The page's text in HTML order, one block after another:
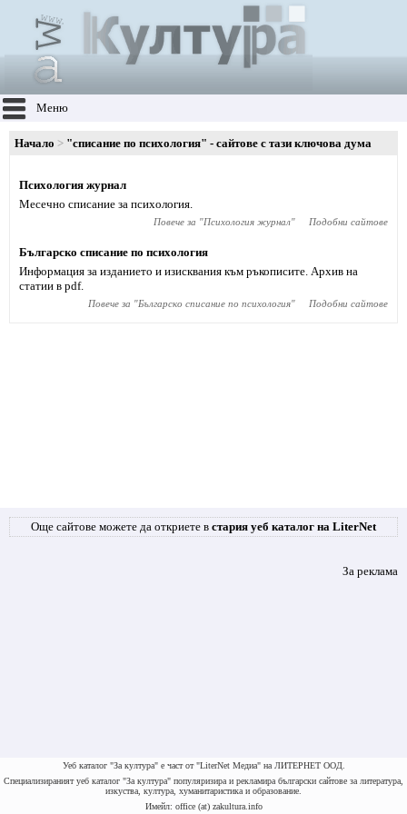
Меню
Начало "списание по психология" - сайтове с тази ключова дума
Психология журнал
Месечно списание за психология.
Повече за "Психология журнал" Подобни сайтове
Българско списание по психология
Информация за изданието и изисквания към ръкописите. Архив на
статии в pdf.
Повече за "Българско списание по психология" Подобни сайтове
Още сайтове можете да откриете в стария уеб каталог на LiterNet
За реклама
Уеб каталог "За култура" е част от "LiterNet Медиа" на ЛИТЕРНЕТ ООД.
Специализираният уеб каталог "За култура" популяризира и рекламира български сайтове за литература,
изкуства, култура, хуманитаристика и образование.
Имейл: office (at) zakultura.info